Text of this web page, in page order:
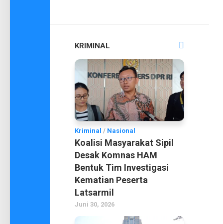
KRIMINAL
Kriminal / Nasional
Koalisi Masyarakat Sipil
Desak Komnas HAM
Bentuk Tim Investigasi
Kematian Peserta
Latsarmil
Juni 30, 2026